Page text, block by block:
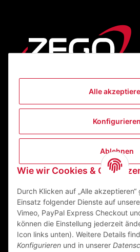
Alle
Konfigurieren
Ablehnen
Wie wir Cookies & Co
Durch Klicken auf „Alle
Einsatz folgender Dienste auf
Vimeo, PayPal Express Checkout
können die Einstellung jederzeit
Icon links unten). Weitere Details
Konfigurieren und in unserer
Informationen
ZEGO Textilveredelungszentrum
63741 Aschaffenburg Deutschland
Mail:info@zego-tvz.de
Tel.:06021 59092-0